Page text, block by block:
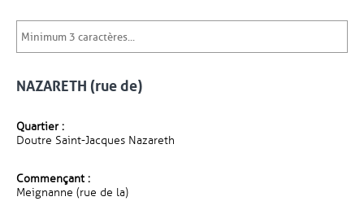
NAZARETH (rue de)
Quartier :
Doutre Saint-Jacques Nazareth
Commençant :
Meignanne (rue de la)